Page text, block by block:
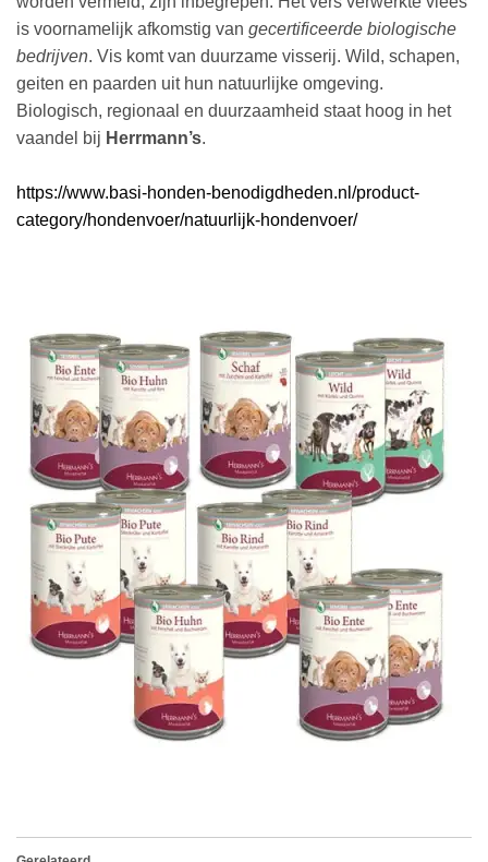
is voornamelijk afkomstig van gecertificeerde biologische
bedrijven. Vis komt van duurzame visserij. Wild, schapen,
geiten en paarden uit hun natuurlijke omgeving.
Biologisch, regionaal en duurzaamheid staat hoog in het
vaandel bij Herrmann’s.
https://www.basi-honden-benodigdheden.nl/product-
category/hondenvoer/natuurlijk-hondenvoer/